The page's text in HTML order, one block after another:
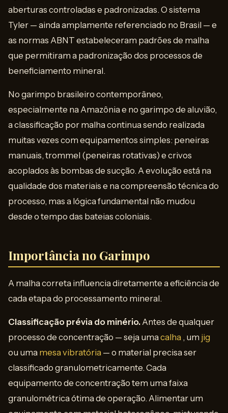
aberturas controladas e padronizadas. O sistema
Tyler — ainda amplamente referenciado no Brasil — e
as normas ABNT estabeleceram padrões de malha
que permitiram a padronização dos processos de
beneficiamento mineral.
No garimpo brasileiro contemporâneo,
especialmente na Amazônia e no garimpo de aluvião,
a classificação por malha continua sendo realizada
muitas vezes com equipamentos simples: peneiras
manuais, trommel (peneiras rotativas) e crivos
acoplados às bombas de sucção. A evolução está na
qualidade dos materiais e na compreensão técnica do
processo, mas a lógica fundamental não mudou
desde o tempo das bateias coloniais.
Importância no Garimpo
A malha correta influencia diretamente a eficiência de
cada etapa do processamento mineral.
Classificação prévia do minério.Antes de qualquer
processo de concentração — seja umacalha , um jig
ou uma mesa vibratória — o material precisa ser
classificado granulometricamente. Cada
equipamento de concentração tem uma faixa
granulométrica ótima de operação. Alimentar um